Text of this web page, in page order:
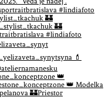
🏰
👑